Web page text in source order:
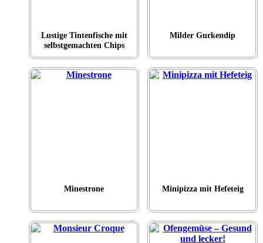
Lustige Tintenfische mit
selbstgemachten Chips
Milder Gurkendip
Minestrone Minipizza mit Hefeteig